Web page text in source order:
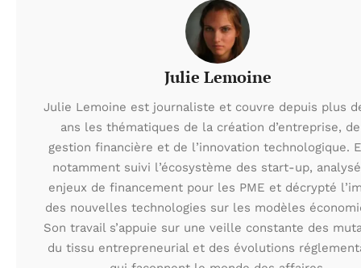
Julie Lemoine
Julie Lemoine est journaliste et couvre depuis plus
ans les thématiques de la création d’entreprise,
gestion financière et de l’innovation technologique.
notamment suivi l’écosystème des start-up,
enjeux de financement pour les PME et décrypté
des nouvelles technologies sur les modèles
Son travail s’appuie sur une veille constante des
du tissu entrepreneurial et des évolutions